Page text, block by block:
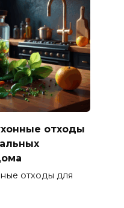
отходы
отходы для